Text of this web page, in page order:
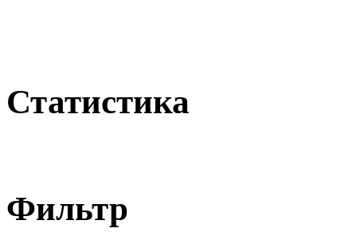
Статистика
Фильтр